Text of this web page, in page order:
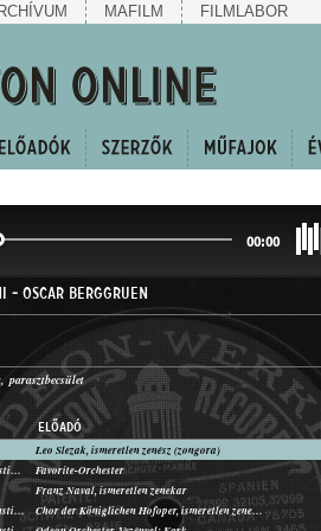
MAFILM FILMLABOR
00:00
- OSCAR BERGGRUEN
parasztbecsület
ELŐADÓ
Leo Slezak, ismeretlen zenész (zongora)
Intermezzo aus "Cavalleria Rusticana"
Favorite-Orchester
Franz Naval, ismeretlen zenekar
Kirchenchor aus "Cavalleria rusticana"
Chor der Königlichen Hofoper, ismeretlen zenekar